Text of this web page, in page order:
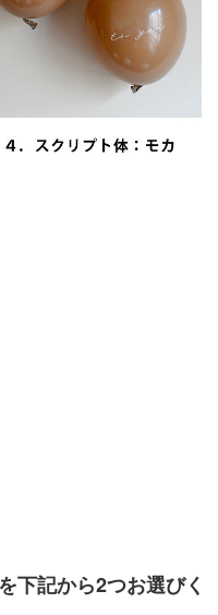
下記から2つお選びく